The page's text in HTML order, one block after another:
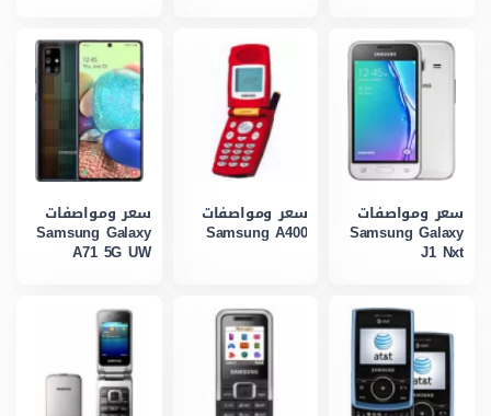
سعر ومواصفات
Samsung Galaxy
J1 Nxt
سعر ومواصفات
Samsung A400
سعر ومواصفات
Samsung Galaxy
A71 5G UW